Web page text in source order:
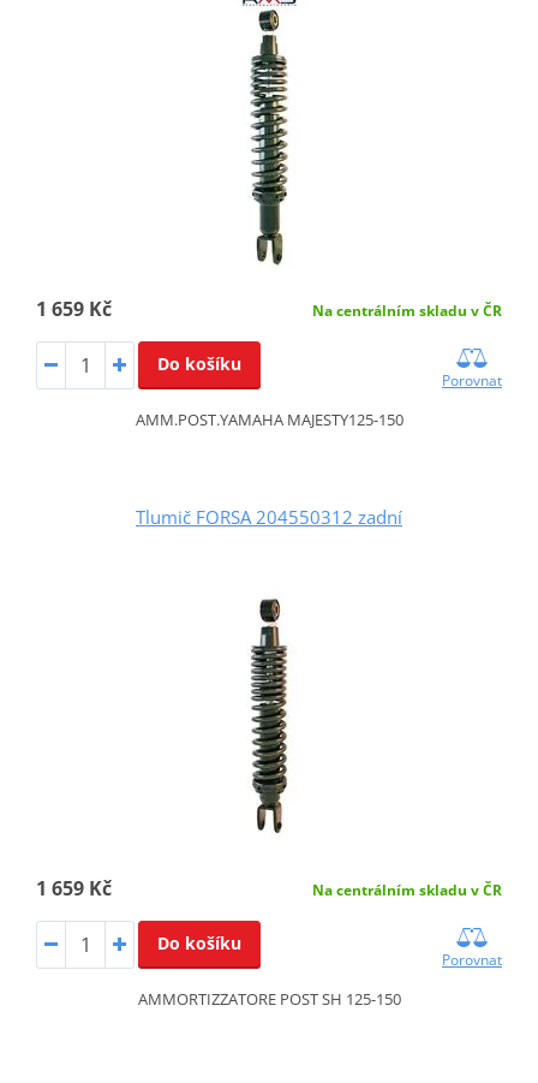
1 659 Kč Na centrálním skladu v ČR
Do košíku
Porovnat
AMM.POST.YAMAHA MAJESTY125-150
Tlumič FORSA 204550312 zadní
1 659 Kč Na centrálním skladu v ČR
Do košíku
Porovnat
AMMORTIZZATORE POST SH 125-150